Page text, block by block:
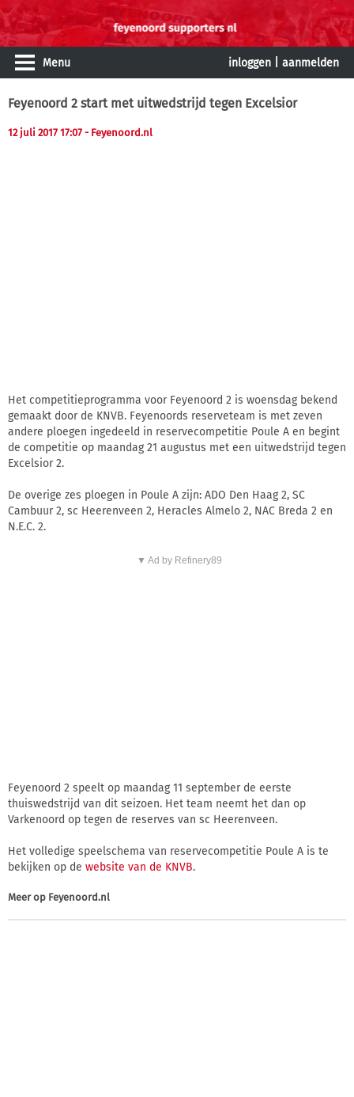
Menu inloggen aanmelden
Feyenoord 2 start met uitwedstrijd tegen Excelsior
12 juli 2017 17:07 - Feyenoord.nl
Het competitieprogramma voor Feyenoord 2 is woensdag bekend
gemaakt door de KNVB. Feyenoords reserveteam is met zeven
andere ploegen ingedeeld in reservecompetitie Poule A en begint
de competitie op maandag 21 augustus met een uitwedstrijd tegen
Excelsior 2.
De overige zes ploegen in Poule A zijn: ADO Den Haag 2, SC
Cambuur 2, sc Heerenveen 2, Heracles Almelo 2, NAC Breda 2 en
N.E.C. 2.
▼ Ad by Refinery89
Feyenoord 2 speelt op maandag 11 september de eerste
thuiswedstrijd van dit seizoen. Het team neemt het dan op
Varkenoord op tegen de reserves van sc Heerenveen.
Het volledige speelschema van reservecompetitie Poule A is te
bekijken op de website van de KNVB.
Meer op Feyenoord.nl